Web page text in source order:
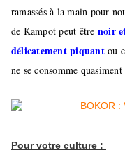
ramassés à la main pour
de Kampot peut être noir
délicatement piquantou
ne se consomme
Pour votre culture :